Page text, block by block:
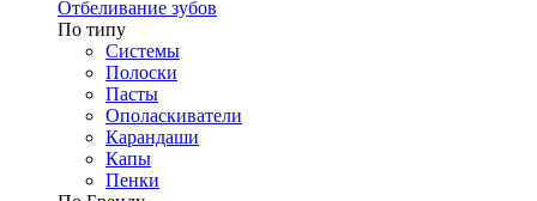
Отбеливание зубов
По типу
Системы
Полоски
Пасты
Ополаскиватели
Карандаши
Капы
Пенки